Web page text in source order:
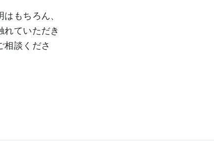
もちろん、
ていただき
相談くださ